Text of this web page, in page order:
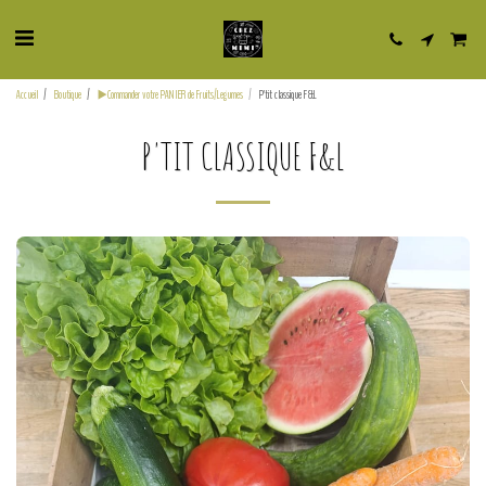
Accueil Boutique ▶️Commander votre PANIER de Fruits/Legumes P'tit classique F&L
P'TIT CLASSIQUE F&L